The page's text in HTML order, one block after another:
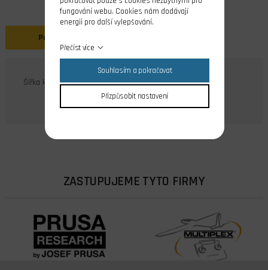
Popis
Šířka kořene 8mm pro M3 šroub, do 12.000 o/min
ZASTUPUJEME TYTO FIRMY
fungování webu. Cookies nám dodávají
energii pro další vylepšování.
Přečíst více
Souhlasím a pokračovat
Přizpůsobit nastavení